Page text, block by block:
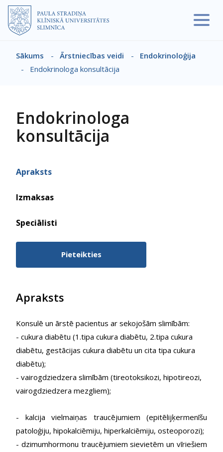
Pārlekt uz galveno saturu
Atpakaļceļš
Sākums - Ārstniecības veidi -
Endokrinoloģija
-
Endokrinologa konsultācija
Endokrinologa
konsultācija
Apraksts
Izmaksas
Speciālisti
Pieteikties
Apraksts
Konsulē un ārstē pacientus ar sekojošām slimībām:
- cukura diabētu (1.tipa cukura diabētu, 2.tipa cukura
diabētu, gestācijas cukura diabētu un cita tipa cukura
diabētu);
- vairogdziedzera slimībām (tireotoksikozi, hipotireozi,
vairogdziedzera mezgliem);
- kalcija vielmaiņas traucējumiem (epitēlijķermenīšu
patoloģiju, hipokalciēmiju, hiperkalciēmiju, osteoporozi);
- dzimumhormonu traucējumiem sievietēm un vīriešiem